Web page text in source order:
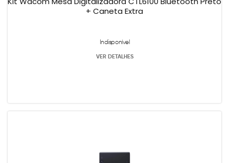
+ Caneta Extra
Indisponível
VER DETALHES